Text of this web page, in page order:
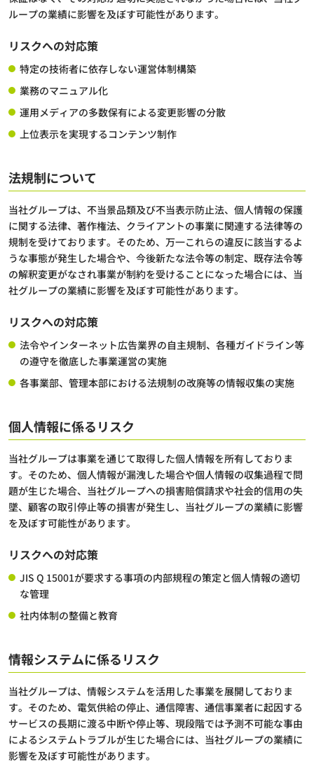
ループの業績に影響を及ぼす可能性があります。
リスクへの対応策
特定の技術者に依存しない運営体制構築
業務のマニュアル化
運用メディアの多数保有による変更影響の分散
上位表示を実現するコンテンツ制作
法規制について
当社グループは、不当景品類及び不当表示防止法、個人情報の保護
に関する法律、著作権法、クライアントの事業に関連する法律等の
規制を受けております。そのため、万一これらの違反に該当するよ
うな事態が発生した場合や、今後新たな法令等の制定、既存法令等
の解釈変更がなされ事業が制約を受けることになった場合には、当
社グループの業績に影響を及ぼす可能性があります。
リスクへの対応策
法令やインターネット広告業界の自主規制、各種ガイドライン等
の遵守を徹底した事業運営の実施
各事業部、管理本部における法規制の改廃等の情報収集の実施
個人情報に係るリスク
当社グループは事業を通じて取得した個人情報を所有しておりま
す。そのため、個人情報が漏洩した場合や個人情報の収集過程で問
題が生じた場合、当社グループへの損害賠償請求や社会的信用の失
墜、顧客の取引停止等の損害が発生し、当社グループの業績に影響
を及ぼす可能性があります。
リスクへの対応策
JIS Q 15001が要求する事項の内部規程の策定と個人情報の適切
な管理
社内体制の整備と教育
情報システムに係るリスク
当社グループは、情報システムを活用した事業を展開しておりま
す。そのため、電気供給の停止、通信障害、通信事業者に起因する
サービスの長期に渡る中断や停止等、現段階では予測不可能な事由
によるシステムトラブルが生じた場合には、当社グループの業績に
影響を及ぼす可能性があります。